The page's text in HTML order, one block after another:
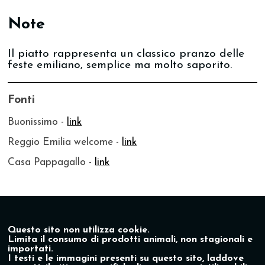
Note
Il piatto rappresenta un classico pranzo delle
feste emiliano, semplice ma molto saporito.
Fonti
Buonissimo - link
Reggio Emilia welcome - link
Casa Pappagallo - link
Questo sito non utilizza cookie.
Limita il consumo di prodotti animali, non stagionali e
importati.
I testi e le immagini presenti su questo sito, laddove